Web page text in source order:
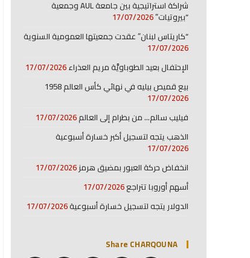
شراكة استراتيجية بين جامعة AUL وجمعية
“بيروتيات”17/07/2026
“كاريتاس لبنان” عقدت جمعيتها العمومية السنوية
17/07/2026
الإحتفال بعيد الطوباويَّة مريم العذراء17/07/2026
بيع قميص بيليه في نهائي كأس العالم 1958
17/07/2026
فيليب سالم… من بطرام إلى العالم17/07/2026
الذهب يتجه لتسجيل أكبر خسارة أسبوعية
17/07/2026
انخفاض حركة العبور بمضيق هرمز17/07/2026
أسهم أوروبا تتراجع17/07/2026
الدولار يتجه لتسجيل خسارة أسبوعية17/07/2026
Share CHARQOUNA